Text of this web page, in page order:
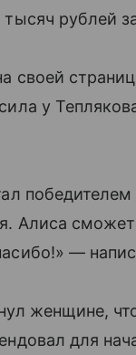
рублей
своей
у
Алиса
—
женщине,
для